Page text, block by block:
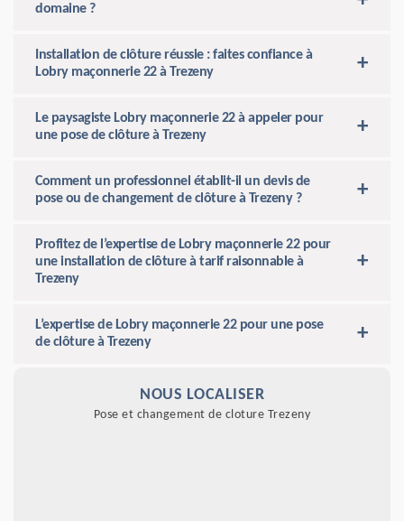
domaine ?
Installation de clôture réussie : faites confiance à
Lobry maçonnerie 22 à Trezeny
Le paysagiste Lobry maçonnerie 22 à appeler pour
une pose de clôture à Trezeny
Comment un professionnel établit-il un devis de
pose ou de changement de clôture à Trezeny ?
Profitez de l’expertise de Lobry maçonnerie 22 pour
une installation de clôture à tarif raisonnable à
Trezeny
L’expertise de Lobry maçonnerie 22 pour une pose
de clôture à Trezeny
NOUS LOCALISER
Pose et changement de cloture Trezeny